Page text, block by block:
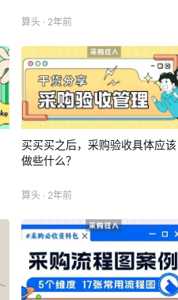
算头 · 2年前
买买买之后，采购验收具体应该
做些什么？
算头 · 2年前